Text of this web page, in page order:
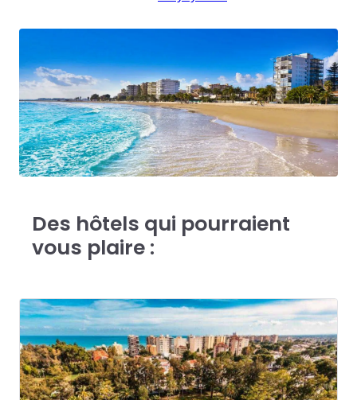
Des hôtels qui pourraient
vous plaire :